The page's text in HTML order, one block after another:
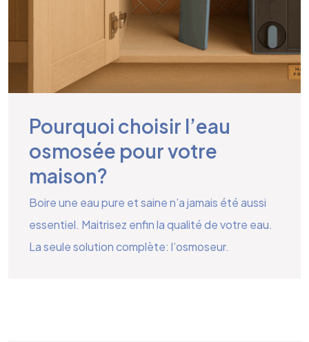
Pourquoi choisir l’eau
osmosée pour votre
maison?
Boire une eau pure et saine n’a jamais été aussi
essentiel. Maitrisez enfin la qualité de votre eau.
La seule solution complète: l’osmoseur.